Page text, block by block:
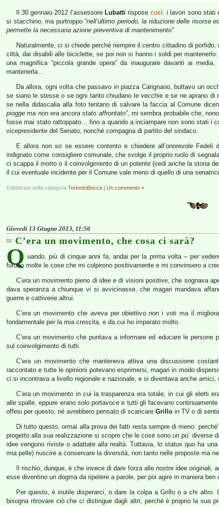
Il 30 gennaio 2012 l’assessore Lubatti rispose così: i lavori sono stati
si stacchino, ma purtroppo “nell’ultimo periodo, la riduzione delle risorse
permette la necessaria azione preventiva di mantenimento”.
Naturalmente, ci si chiede perché riempire il centro cittadino di
città, dai disabili alle biciclette, se poi non si hanno i soldi per
una magnifica “piccola grande opera” da inaugurare davanti ai
mantenerla…
Da allora, ogni volta che passavo in piazza Carignano, buttavo un
se siano le stesse o se ogni tanto chiudano le vecchie e se ne aprano
se nella didascalia alla foto tentano di salvare la faccia al Comune
piogge ma non era ancora stato affrontato”, mi sembra probabile che,
fosse mai stato rattoppato… fino a quando a inciampare non sono stati i
vicepresidente del Senato, nonché compagna di partito del sindaco.
E allora non so se essere contento e chiedere all’onorevole
indignato come consigliere comunale, che svolge il proprio ruolo di
ci scappa il morto o il coinvolgimento di un potente (vedi anche la storia
il cui eventuale incidente per il Comune vale meno di quello di una
Pubblicato nella categoria TorinoInBocca | Un commento »
Giovedì 13 Giugno 2013, 11:56
C’era un movimento, che cosa ci sarà?
Q uando, più di cinque anni fa, andai per la prima volta – per
furono molte le cose che mi colpirono positivamente e mi convinsero a
C’era un movimento pieno di idee e di visioni positive, che sognava
dava speranza a chiunque vi si avvicinasse, che magari mandava
guerre e cattiverie altrui.
C’era un movimento che aveva per obiettivo non i voti ma il
fondamentale per la mia crescita, e da cui ho imparato molto.
C’era un movimento che puntava a informare ed educare le
sul coinvolgimento di tutti.
C’era un movimento che manteneva attiva una discussione
raccontato e tutte le opinioni potevano esprimersi, magari in modo
ci si incontrava a livello regionale e nazionale, e si diventava anche
C’era un movimento in cui la trasparenza era totale, in cui gli eletti
alle spalle, eppure erano solo portavoce e tutti gli facevano
offesi per questo, né avrebbero pensato di scaricare Grillo in TV o di
Di tutto questo, ormai alla prova dei fatti resta sempre di meno:
progetto alla sua realizzazione si scopre che le cose sono un po’
idee vengono riviste o adattate alla realtà. Tuttavia, lo status quo ha
mia pelle) riuscire a conservare la diversità, non tanto nelle proposte ma
Il rischio, dunque, è che invece di dare forza alle nostre idee
esse diventino un dogma da ripetere a parole, per poi agire in maniera ben
Per questo, è inutile disperarci, o dare la colpa a Grillo o a chi altro.
bisogna ritrovare ciò che ci distingue dagli altri, perché è proprio la sua